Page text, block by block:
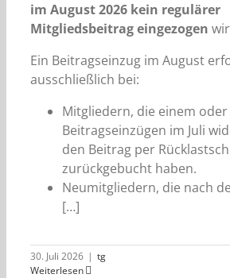
im August 2026 kein regulärer
Mitgliedsbeitrag eingezogen
Ein Beitragseinzug im August
ausschließlich bei:
Mitgliedern, die einem
Beitragseinzügen im Juli
den Beitrag per
zurückgebucht haben.
Neumitgliedern, die nach
[…]
30. Juli 2026 | tg
Weiterlesen